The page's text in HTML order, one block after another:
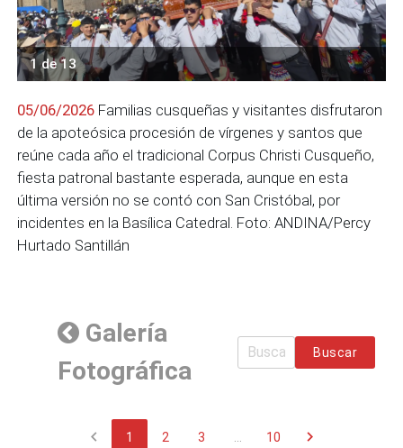
1 de 13
05/06/2026 Familias cusqueñas y visitantes disfrutaron
de la apoteósica procesión de vírgenes y santos que
reúne cada año el tradicional Corpus Christi Cusqueño,
fiesta patronal bastante esperada, aunque en esta
última versión no se contó con San Cristóbal, por
incidentes en la Basílica Catedral. Foto: ANDINA/Percy
Hurtado Santillán
Galería
Fotográfica
Buscar
chevron_left 1 2 3 10 chevron_right